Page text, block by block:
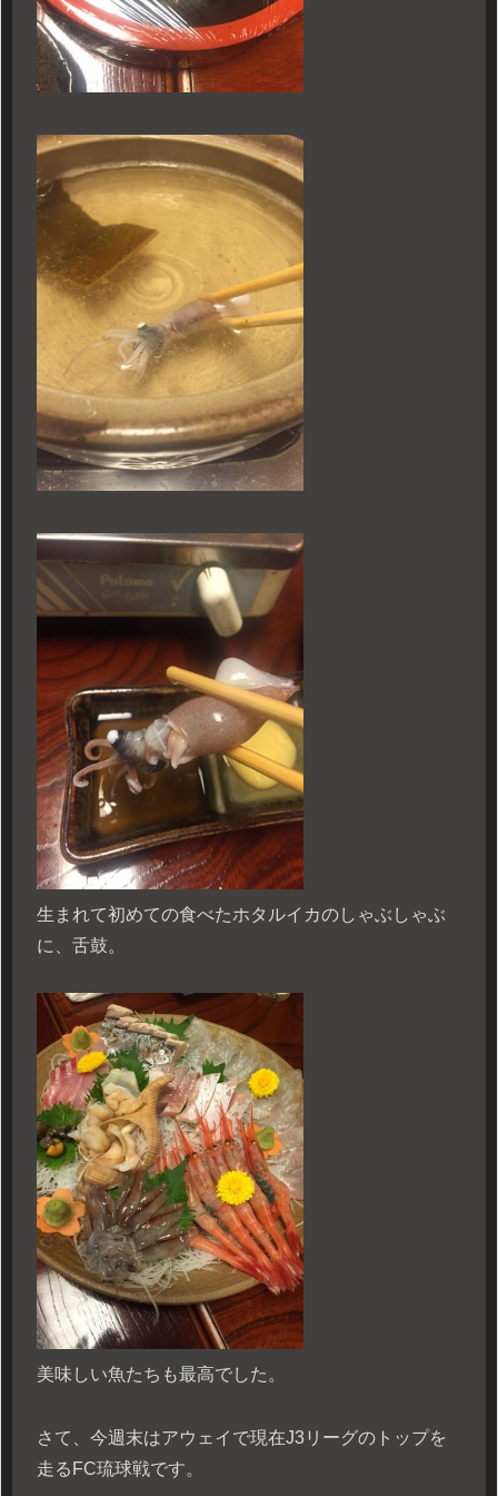
生まれて初めての食べたホタルイカのしゃぶしゃぶ
に、舌鼓。
美味しい魚たちも最高でした。
さて、今週末はアウェイで現在J3リーグのトップを
走るFC琉球戦です。